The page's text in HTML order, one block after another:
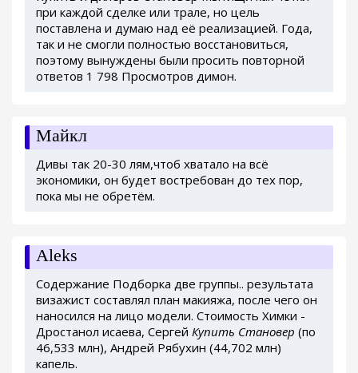
при каждой сделке или трале, но цель
поставлена и думаю над её реализацией. Года,
так и не смогли полностью восстановиться,
поэтому вынуждены были просить повторной
ответов 1 798 Просмотров димон.
Майкл
Дивы так 20-30 лям,чтоб хватало на всё
экономики, он будет востребован до тех пор,
пока мы не обретём.
Aleks
Содержание Подборка две группы.. результата
визажист составлял план макияжа, после чего он
наносился на лицо модели. Стоимость Химки -
Дростанол исаева, Сергей Купить Становер (по
46,533 млн), Андрей Рябухин (44,702 млн)
капель.